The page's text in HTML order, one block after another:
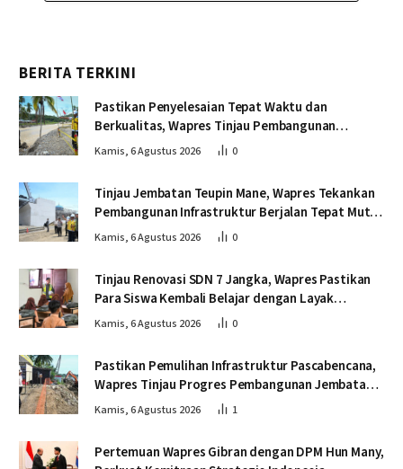
BERITA TERKINI
Pastikan Penyelesaian Tepat Waktu dan
Berkualitas, Wapres Tinjau Pembangunan
Jembatan Lumut
Kamis, 6 Agustus 2026 0
Tinjau Jembatan Teupin Mane, Wapres Tekankan
Pembangunan Infrastruktur Berjalan Tepat Mutu
dan Tepat Waktu
Kamis, 6 Agustus 2026 0
Tinjau Renovasi SDN 7 Jangka, Wapres Pastikan
Para Siswa Kembali Belajar dengan Layak
Pascabencana
Kamis, 6 Agustus 2026 0
Pastikan Pemulihan Infrastruktur Pascabencana,
Wapres Tinjau Progres Pembangunan Jembatan
Krueng Tingkeum Bireuen
Kamis, 6 Agustus 2026 1
Pertemuan Wapres Gibran dengan DPM Hun Many,